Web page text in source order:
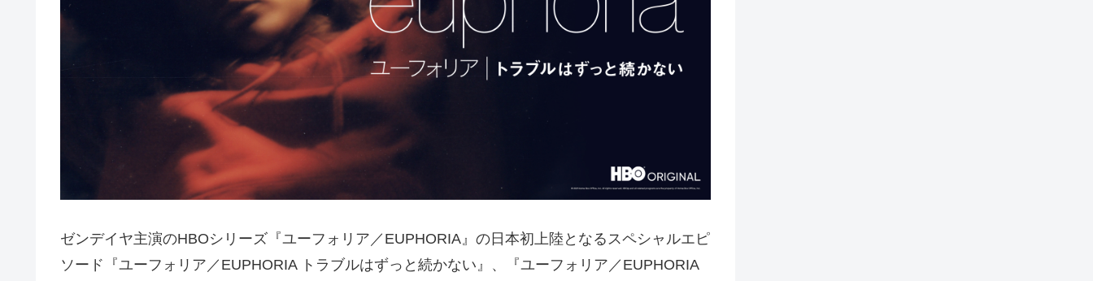
ゼンデイヤ主演のHBOシリーズ『ユーフォリア／EUPHORIA』の日本初上陸となるスペシャルエピ
ソード『ユーフォリア／EUPHORIA トラブルはずっと続かない』、『ユーフォリア／EUPHORIA